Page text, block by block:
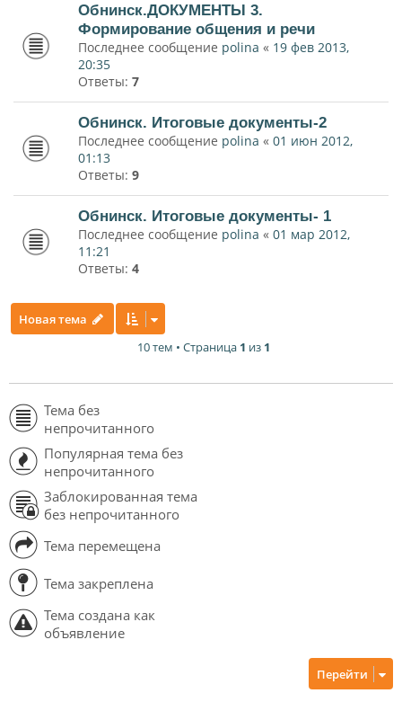
Обнинск.ДОКУМЕНТЫ 3.
Формирование общения и речи
Последнее сообщение polina « 19 фев 2013,
20:35
Ответы: 7
Обнинск. Итоговые документы-2
Последнее сообщение polina « 01 июн 2012,
01:13
Ответы: 9
Обнинск. Итоговые документы- 1
Последнее сообщение polina « 01 мар 2012,
11:21
Ответы: 4
Новая тема
10 тем • Страница 1 из 1
Тема без
непрочитанного
Популярная тема без
непрочитанного
Заблокированная тема
без непрочитанного
Тема перемещена
Тема закреплена
Тема создана как
объявление
Перейти